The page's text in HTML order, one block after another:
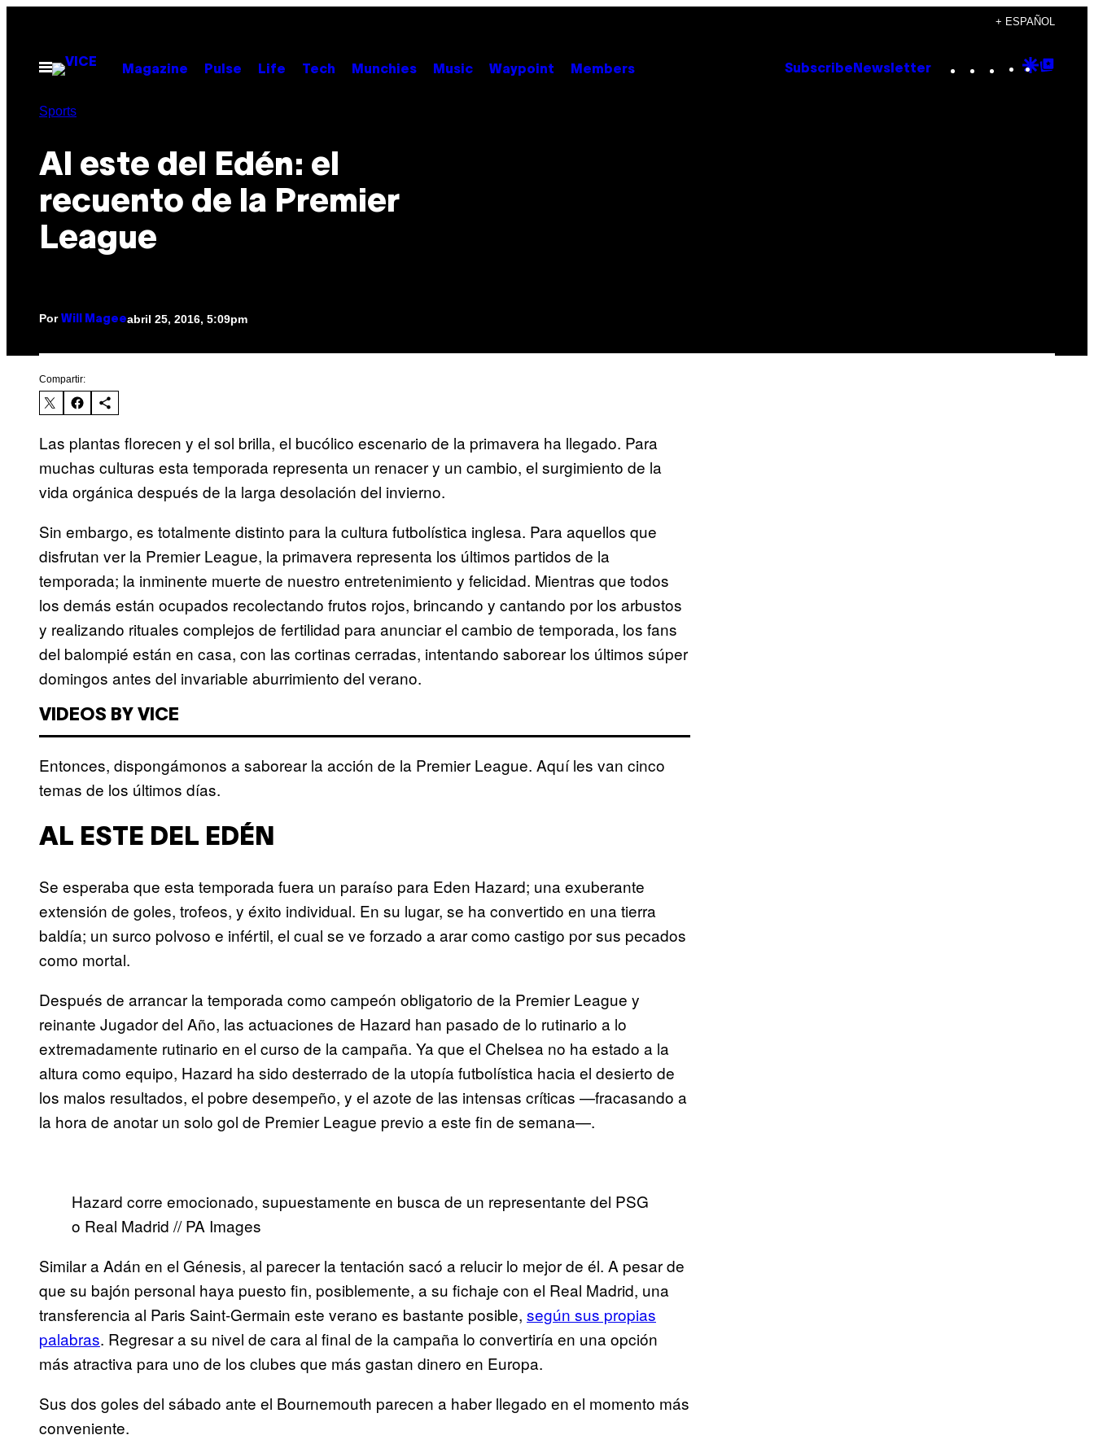
contenido
+ ESPAÑOL
Abrir
Menú
Magazine Pulse Life Tech Munchies Music Waypoint Members Subscribe Newsletter Instagram
TikTok
YouTube
Google
Sports
Al este del Edén: el
recuento de la Premier
League
Por Will Mageeabril 25, 2016, 5:09pm
Compartir:
Las plantas florecen y el sol brilla, el bucólico escenario de la primavera ha llegado. Para
muchas culturas esta temporada representa un renacer y un cambio, el surgimiento de la
vida orgánica después de la larga desolación del invierno.
Sin embargo, es totalmente distinto para la cultura futbolística inglesa. Para aquellos que
disfrutan ver la Premier League, la primavera representa los últimos partidos de la
temporada; la inminente muerte de nuestro entretenimiento y felicidad. Mientras que todos
los demás están ocupados recolectando frutos rojos, brincando y cantando por los arbustos
y realizando rituales complejos de fertilidad para anunciar el cambio de temporada, los fans
del balompié están en casa, con las cortinas cerradas, intentando saborear los últimos súper
domingos antes del invariable aburrimiento del verano.
VIDEOS BY VICE
Entonces, dispongámonos a saborear la acción de la Premier League. Aquí les van cinco
temas de los últimos días.
AL ESTE DEL EDÉN
Se esperaba que esta temporada fuera un paraíso para Eden Hazard; una exuberante
extensión de goles, trofeos, y éxito individual. En su lugar, se ha convertido en una tierra
baldía; un surco polvoso e infértil, el cual se ve forzado a arar como castigo por sus pecados
como mortal.
Después de arrancar la temporada como campeón obligatorio de la Premier League y
reinante Jugador del Año, las actuaciones de Hazard han pasado de lo rutinario a lo
extremadamente rutinario en el curso de la campaña. Ya que el Chelsea no ha estado a la
altura como equipo, Hazard ha sido desterrado de la utopía futbolística hacia el desierto de
los malos resultados, el pobre desempeño, y el azote de las intensas críticas —fracasando a
la hora de anotar un solo gol de Premier League previo a este fin de semana—.
Hazard corre emocionado, supuestamente en busca de un representante del PSG
o Real Madrid // PA Images
Similar a Adán en el Génesis, al parecer la tentación sacó a relucir lo mejor de él. A pesar de
que su bajón personal haya puesto fin, posiblemente, a su fichaje con el Real Madrid, una
transferencia al Paris Saint-Germain este verano es bastante posible, según sus propias
palabras. Regresar a su nivel de cara al final de la campaña lo convertiría en una opción
más atractiva para uno de los clubes que más gastan dinero en Europa.
Sus dos goles del sábado ante el Bournemouth parecen a haber llegado en el momento más
conveniente.